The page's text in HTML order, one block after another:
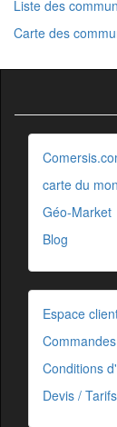
Liste des
Carte des
carte du
Géo-Market
Blog
Espace
Commandes
Conditions
Devis / Tarifs